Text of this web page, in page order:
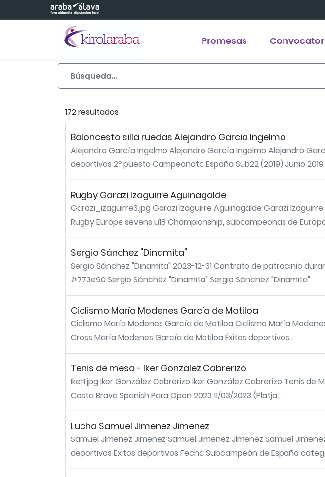
Saltar al contenido principal
Promesas
172 resultados
Baloncesto silla ruedas Alejandro Garcia Ingelmo
Alejandro García Ingelmo Alejandro García Ingelmo Alejandro
deportivos 2º puesto Campeonato España Sub22 (2019) Junio 2019
Rugby Garazi Izaguirre Aguinagalde
Garazi_izaguirre3.jpg Garazi Izaguirre Aguinagalde Garazi
Rugby Europe sevens u18 Championship, subcampeonas de
Sergio Sánchez "Dinamita"
Sergio Sánchez "Dinamita" 2023-12-31 Contrato de patrocinio
#773e90 Sergio Sánchez "Dinamita" Sergio Sánchez "Dinamita"
Ciclismo María Modenes García de Motiloa
Ciclismo María Modenes García de Motiloa Ciclismo María
Cross María Modenes García de Motiloa Éxitos deportivos...
Tenis de mesa - Iker Gonzalez Cabrerizo
Iker1.jpg Iker González Cabrerizo Iker González Cabrerizo Tenis
Costa Brava Spanish Para Open 2023 11/03/2023 (Platja...
Lucha Samuel Jimenez Jimenez
Samuel Jimenez Jimenez Samuel Jimenez Jimenez Samuel
deportivos Exitos deportivos Fecha Subcampeón de España